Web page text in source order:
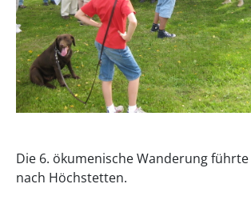
Die 6. ökumenische Wanderung
nach Höchstetten.